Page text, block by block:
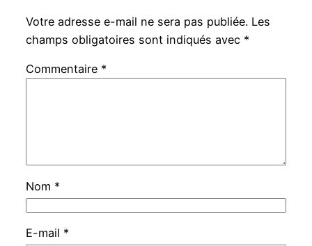
Votre adresse e-mail ne sera pas publiée. Les
champs obligatoires sont indiqués avec *
Commentaire *
Nom *
E-mail *